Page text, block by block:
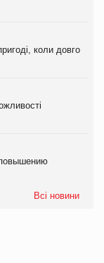
коли довго
Всі новини